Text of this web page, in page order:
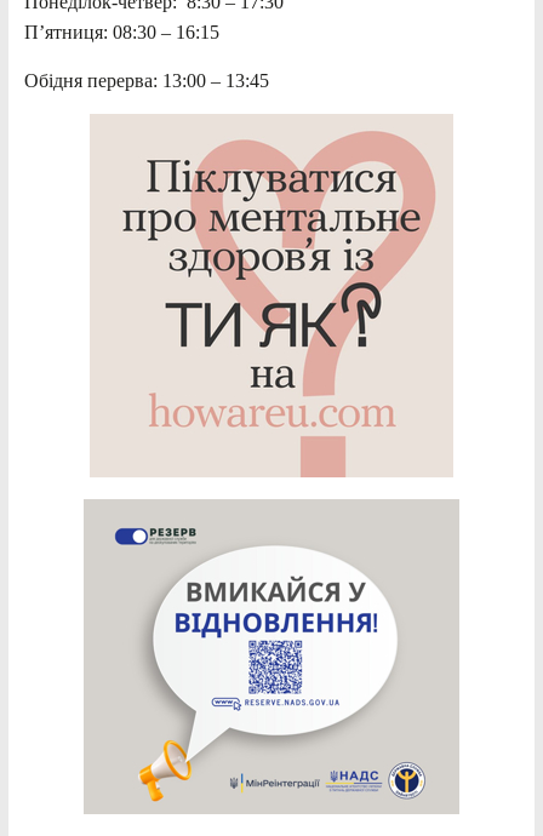
П’ятниця: 08:30 – 16:15
Обідня перерва: 13:00 – 13:45